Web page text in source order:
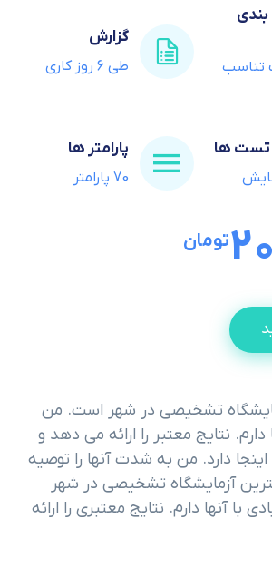
گزارش
طی 6 روز کاری
ها پارامتر ها
70 پارامتر
تومان
تشخیصی در شهر است. من
نتایج معتبر را ارائه می دهد و
دارد. من به شدت آنها را توصیه
آزمایشگاه تشخیصی در شهر
آنها دارم. نتایج معتبری را ارائه